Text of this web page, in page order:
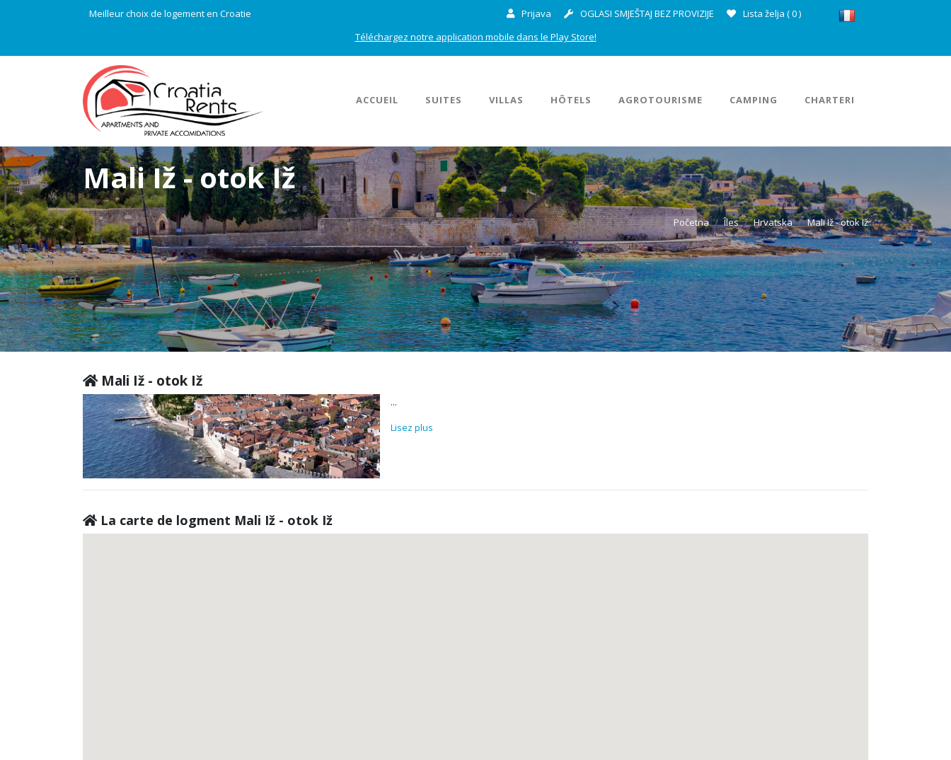
Meilleur choix de logement en Croatie Prijava OGLASI SMJEŠTAJ BEZ PROVIZIJE Lista želja (0)
Téléchargez notre application mobile dans le Play Store!
ACCUEIL SUITES VILLAS HÔTELS AGROTOURISME CAMPING CHARTERI
Mali Iž - otok Iž
Početna Îles Hrvatska Mali Iž - otok Iž
Mali Iž - otok Iž
...
Lisez plus
La carte de logment Mali Iž - otok Iž